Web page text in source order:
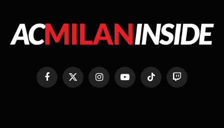
Facebook
X
(Twitter)
InstagramYouTubeTikTok Twitch